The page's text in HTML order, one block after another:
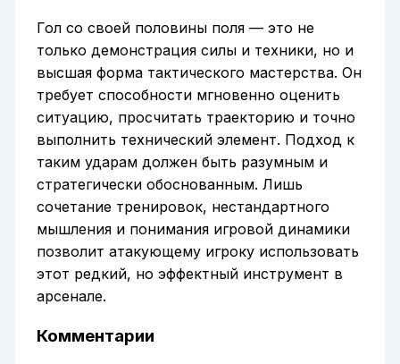
Гол со своей половины поля — это не
только демонстрация силы и техники, но и
высшая форма тактического мастерства. Он
требует способности мгновенно оценить
ситуацию, просчитать траекторию и точно
выполнить технический элемент. Подход к
таким ударам должен быть разумным и
стратегически обоснованным. Лишь
сочетание тренировок, нестандартного
мышления и понимания игровой динамики
позволит атакующему игроку использовать
этот редкий, но эффектный инструмент в
арсенале.
Комментарии